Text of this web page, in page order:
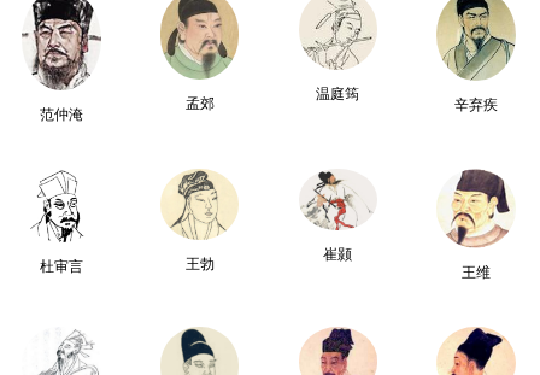
范仲淹
孟郊
温庭筠
辛弃疾
杜审言 王勃
崔颢
王维